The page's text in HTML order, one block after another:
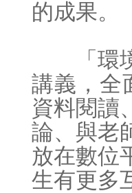
的成果。
「環境
講義，全
資料閱讀
論、與老
放在數位
生有更多